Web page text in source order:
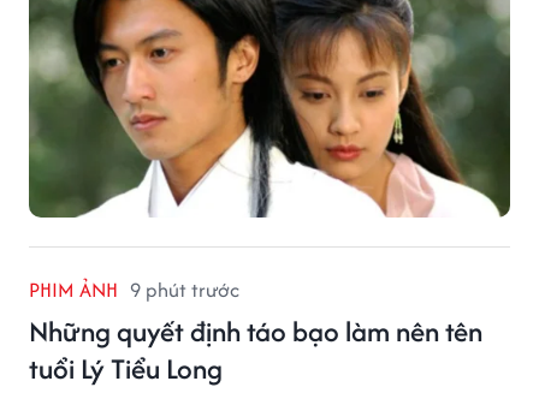
PHIM ẢNH 9 phút trước
Những quyết định táo bạo làm nên tên
tuổi Lý Tiểu Long